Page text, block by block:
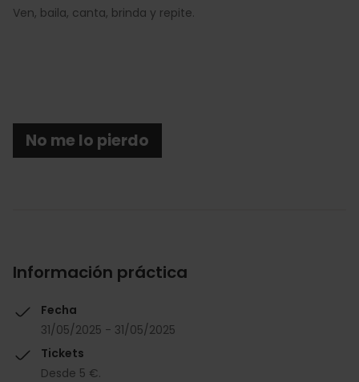
Ven, baila, canta, brinda y repite.
No me lo pierdo
Información práctica
Fecha
31/05/2025 - 31/05/2025
Tickets
Desde 5 €.